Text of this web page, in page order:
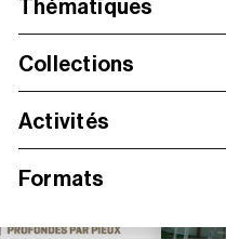
Thématiques
Collections
Activités
Formats
NOS NOUVEAUTÉS